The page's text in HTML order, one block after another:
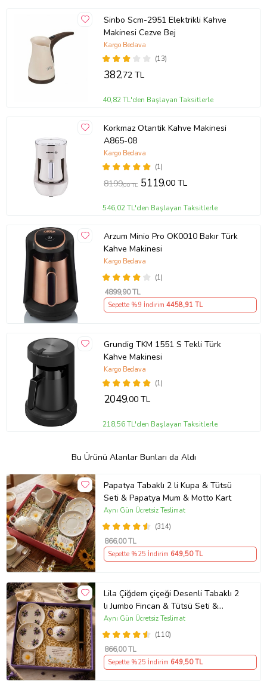
Sinbo Scm-2951 Elektrikli Kahve
Makinesi Cezve Bej
(13)
Kargo Bedava
382,72 TL
40,82 TL'den Başlayan Taksitlerle
Korkmaz Otantik Kahve Makinesi
A865-08
(1)
Kargo Bedava
8199,00 TL 5119,00 TL
546,02 TL'den Başlayan Taksitlerle
Arzum Minio Pro OK0010 Bakır Türk
Kahve Makinesi
(1)
Kargo Bedava
4899,90 TL
Sepette %9 İndirim 4458,91 TL
Grundig TKM 1551 S Tekli Türk
Kahve Makinesi
(1)
Kargo Bedava
2049,00 TL
218,56 TL'den Başlayan Taksitlerle
Bu Ürünü Alanlar Bunları da Aldı
Papatya Tabaklı 2 li Kupa & Tütsü
Seti & Papatya Mum & Motto Kart
(314)
Aynı Gün Ücretsiz Teslimat
866,00 TL
Sepette %25 İndirim 649,50 TL
Lila Çiğdem çiçeği Desenli Tabaklı 2
lı Jumbo Fincan & Tütsü Seti &
Papatya Mum &
(110)
Aynı Gün Ücretsiz Teslimat
866,00 TL
Sepette %25 İndirim 649,50 TL